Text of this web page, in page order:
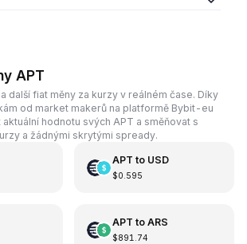
APT
další fiat měny za kurzy v reálném čase. Díky
od market makerů na platformě Bybit-eu
hodnotu svých APT a směňovat s
a žádnými skrytými spready.
APT to USD
$0.595
APT to ARS
$891.74